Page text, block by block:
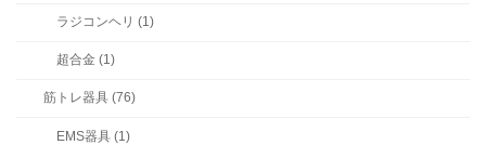
ラジコンヘリ (1)
超合金 (1)
筋トレ器具 (76)
EMS器具 (1)